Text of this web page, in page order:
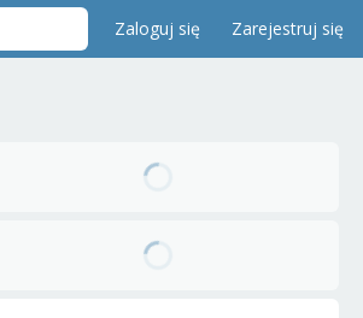
Zaloguj się Zarejestruj się